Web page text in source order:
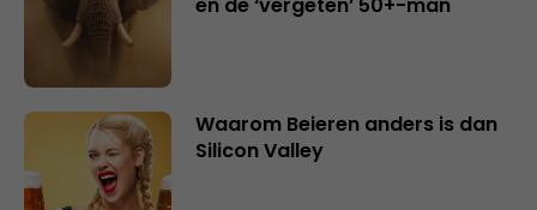
Waarom Beieren anders is dan
Silicon Valley